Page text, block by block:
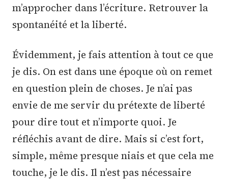
m’approcher dans l’écriture. Retrouver la
spontanéité et la liberté.
Évidemment, je fais attention à tout ce que
je dis. On est dans une époque où on remet
en question plein de choses. Je n’ai pas
envie de me servir du prétexte de liberté
pour dire tout et n’importe quoi. Je
réfléchis avant de dire. Mais si c’est fort,
simple, même presque niais et que cela me
touche, je le dis. Il n’est pas nécessaire